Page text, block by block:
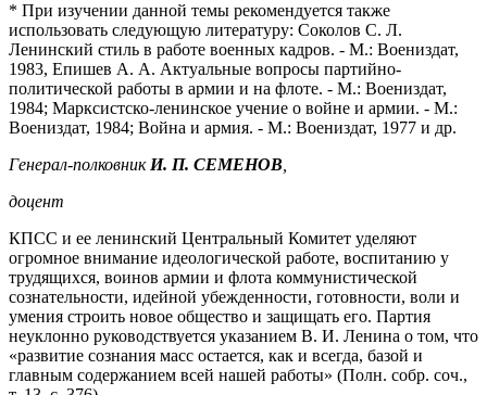
* При изучении данной темы рекомендуется также
использовать следующую литературу: Соколов С. Л.
Ленинский стиль в работе военных кадров. - М.: Воениздат,
1983, Епишев А. А. Актуальные вопросы партийно-
политической работы в армии и на флоте. - М.: Воениздат,
1984; Марксистско-ленинское учение о войне и армии. - М.:
Воениздат, 1984; Война и армия. - М.: Воениздат, 1977 и др.
Генерал-полковник И. П. СЕМЕНОВ
доцент
КПСС и ее ленинский Центральный Комитет уделяют
огромное внимание идеологической работе, воспитанию у
трудящихся, воинов армии и флота коммунистической
сознательности, идейной убежденности, готовности, воли и
умения строить новое общество и защищать его. Партия
неуклонно руководствуется указанием В. И. Ленина о том, что
«развитие сознания масс остается, как и всегда, базой и
главным содержанием всей нашей работы» (Полн. собр. соч.,